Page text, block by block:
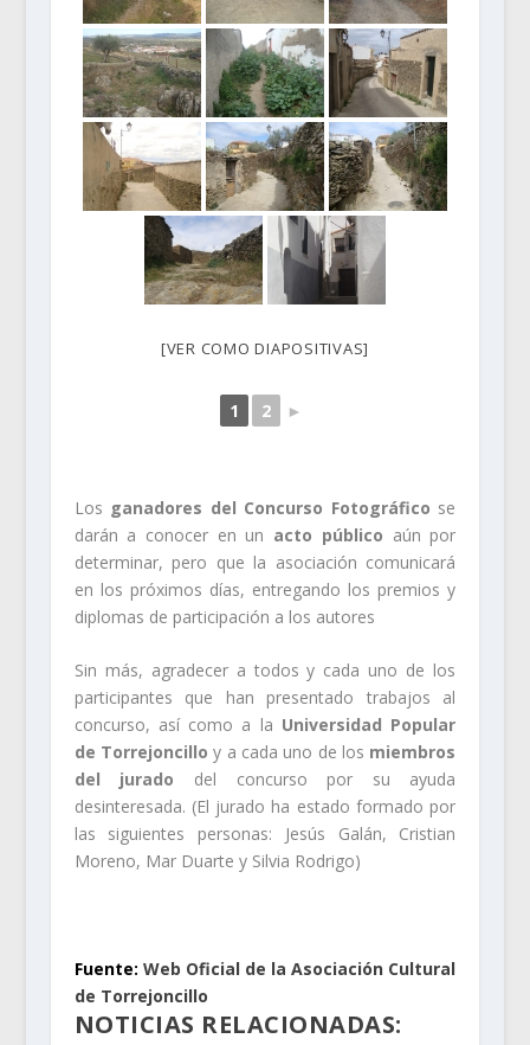
[VER COMO DIAPOSITIVAS]
1 2 ►
Los ganadores del Concurso Fotográfico se
darán a conocer en un acto público aún por
determinar, pero que la asociación comunicará
en los próximos días, entregando los premios y
diplomas de participación a los autores
Sin más, agradecer a todos y cada uno de los
participantes que han presentado trabajos al
concurso, así como a la Universidad Popular
de Torrejoncillo y a cada uno de los miembros
del jurado del concurso por su ayuda
desinteresada. (El jurado ha estado formado por
las siguientes personas: Jesús Galán, Cristian
Moreno, Mar Duarte y Silvia Rodrigo)
Fuente: Web Oficial de la Asociación Cultural
de Torrejoncillo
NOTICIAS RELACIONADAS: